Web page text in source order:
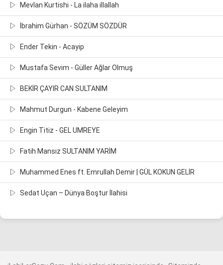
Mevlan Kurtishi - La ilaha illallah
İbrahim Gürhan - SÖZÜM SÖZDÜR
Ender Tekin - Acayip
Mustafa Sevim - Güller Ağlar Olmuş
BEKİR ÇAYIR CAN SULTANIM
Mahmut Durgun - Kabene Geleyim
Engin Titiz - GEL UMREYE
Fatih Mansız SULTANIM YARİM
Muhammed Enes ft. Emrullah Demir | GÜL KOKUN GELİR
Sedat Uçan – Dünya Boştur İlahisi